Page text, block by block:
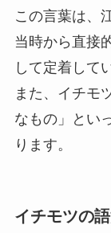
この言葉は、
当時から直接
して定着して
また、イチモ
なもの」とい
ります。
イチモツの